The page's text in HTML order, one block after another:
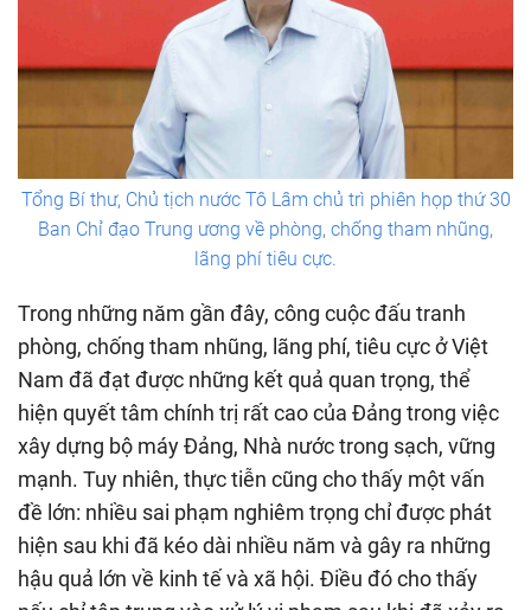
Tổng Bí thư, Chủ tịch nước Tô Lâm chủ trì phiên họp thứ 30
Ban Chỉ đạo Trung ương về phòng, chống tham nhũng,
lãng phí tiêu cực.
Trong những năm gần đây, công cuộc đấu tranh
phòng, chống tham nhũng, lãng phí, tiêu cực ở Việt
Nam đã đạt được những kết quả quan trọng, thể
hiện quyết tâm chính trị rất cao của Đảng trong việc
xây dựng bộ máy Đảng, Nhà nước trong sạch, vững
mạnh. Tuy nhiên, thực tiễn cũng cho thấy một vấn
đề lớn: nhiều sai phạm nghiêm trọng chỉ được phát
hiện sau khi đã kéo dài nhiều năm và gây ra những
hậu quả lớn về kinh tế và xã hội. Điều đó cho thấy